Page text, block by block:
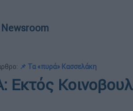
Newsroom
📌 Τα «πυρά» Κασσελάκη
Εκτός